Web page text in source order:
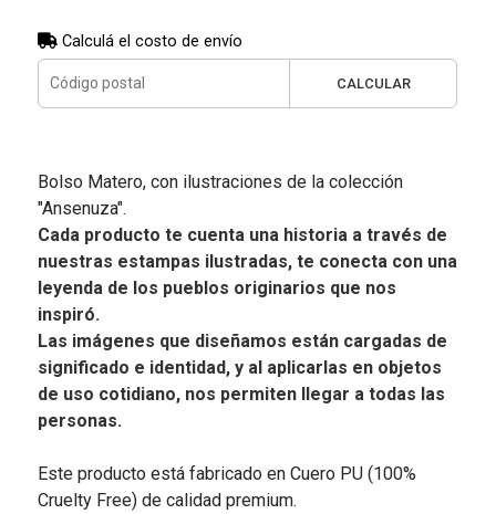
Calculá el costo de envío
CALCULAR
Bolso Matero, con ilustraciones de la colección
"Ansenuza".
Cada producto te cuenta una historia a través de
nuestras estampas ilustradas, te conecta con una
leyenda de los pueblos originarios que nos
inspiró.
Las imágenes que diseñamos están cargadas de
significado e identidad, y al aplicarlas en objetos
de uso cotidiano, nos permiten llegar a todas las
personas.
Este producto está fabricado en Cuero PU (100%
Cruelty Free) de calidad premium.